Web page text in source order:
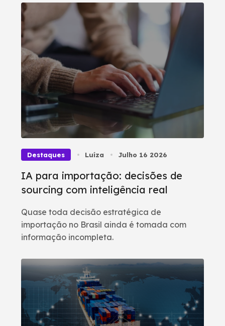
Destaques Luíza Julho 16 2026
IA para importação: decisões de
sourcing com inteligência real
Quase toda decisão estratégica de
importação no Brasil ainda é tomada com
informação incompleta.